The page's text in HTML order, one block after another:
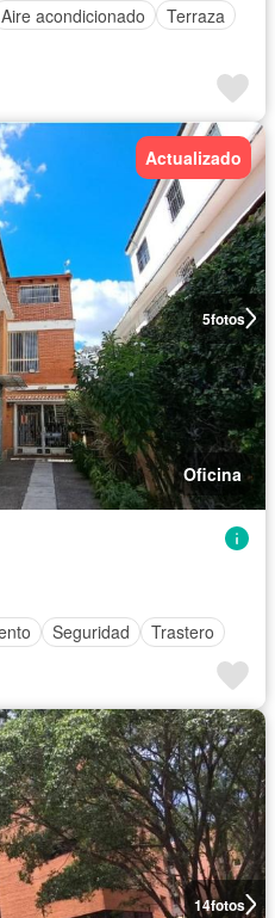
Aire acondicionado
Terraza
5fotos
Actualizado
Oficina
Seguridad Trastero
14fotos